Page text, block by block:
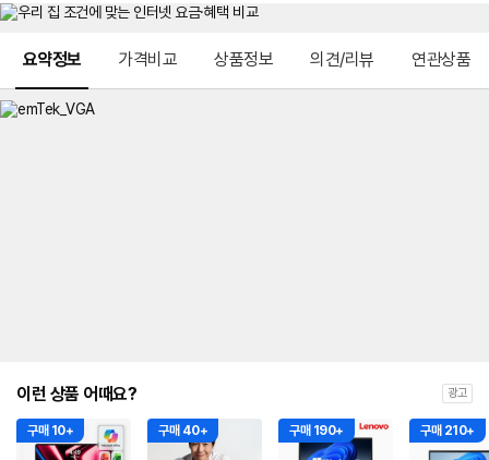
요약정보 가격비교 상품정보 의견/리뷰 연관상품
이런 상품 어때요? 광고
구매 10+ 구매 40+ 구매 190+ 구매 210+